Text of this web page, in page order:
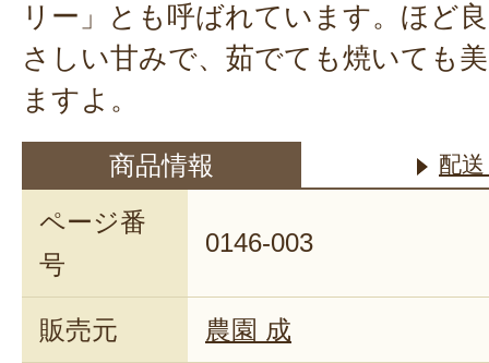
リー」とも呼ばれています。ほど
さしい甘みで、茹でても焼いても
ますよ。
商品情報 配
ページ番
号
0146-003
販売元 農園 成